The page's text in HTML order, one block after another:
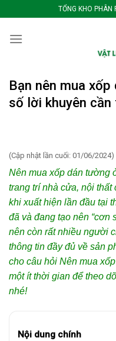
qua
nội
TỔNG KHO PHÂN
Bạn nên mua
số lời khuyên
(Cập nhật lần cuối: 01/06/2024)
Nên mua xốp dán tường
trang trí nhà cửa, nội thất
khi xuất hiện lần đầu tại
đã và đang tạo nên “cơn
nên còn rất nhiều người
thông tin đầy đủ về sản
cho câu hỏi Nên mua
một ít thời gian để theo
nhé!
Nội dung chính